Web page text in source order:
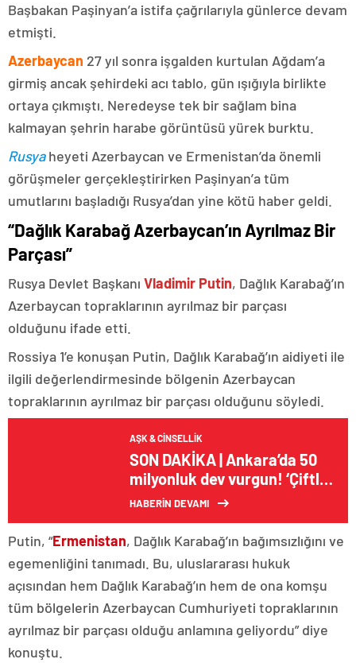
Başbakan Paşinyan’a istifa çağrılarıyla günlerce devam
etmişti.
Azerbaycan 27 yıl sonra işgalden kurtulan Ağdam’a
girmiş ancak şehirdeki acı tablo, gün ışığıyla birlikte
ortaya çıkmıştı. Neredeyse tek bir sağlam bina
kalmayan şehrin harabe görüntüsü yürek burktu.
Rusyaheyeti Azerbaycan ve Ermenistan’da önemli
görüşmeler gerçekleştirirken Paşinyan’a tüm
umutlarını başladığı Rusya’dan yine kötü haber geldi.
“Dağlık Karabağ Azerbaycan’ın Ayrılmaz Bir
Parçası”
Rusya Devlet Başkanı Vladimir Putin, Dağlık Karabağ’ın
Azerbaycan topraklarının ayrılmaz bir parçası
olduğunu ifade etti.
Rossiya 1’e konuşan Putin, Dağlık Karabağ’ın aidiyeti ile
ilgili değerlendirmesinde bölgenin Azerbaycan
topraklarının ayrılmaz bir parçası olduğunu söyledi.
AŞK & CINSELLIK
SON DAKİKA | Ankara’da 50
milyonluk dev vurgun! ‘Çiftlik
Bank’tan sonra şimdi de
HABERİN DEVAMI
Putin, “Ermenistan, Dağlık Karabağ’ın bağımsızlığını ve
egemenliğini tanımadı. Bu, uluslararası hukuk
açısından hem Dağlık Karabağ’ın hem de ona komşu
tüm bölgelerin Azerbaycan Cumhuriyeti topraklarının
ayrılmaz bir parçası olduğu anlamına geliyordu” diye
konuştu.